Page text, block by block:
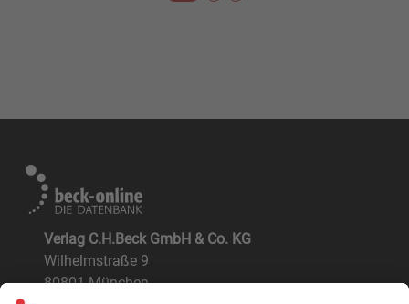
Verlag C.H.Beck GmbH & Co. KG
Wilhelmstraße 9
80801 München